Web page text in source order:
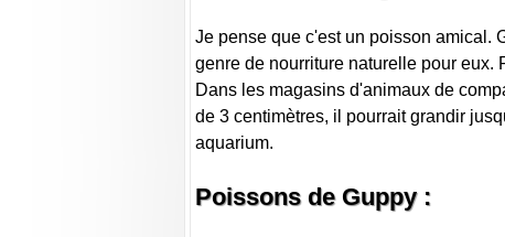
Je pense que c'est un poisson amical.
genre de nourriture naturelle pour eux.
Dans les magasins d'animaux de
de 3 centimètres, il pourrait grandir
aquarium.
Poissons de Guppy :